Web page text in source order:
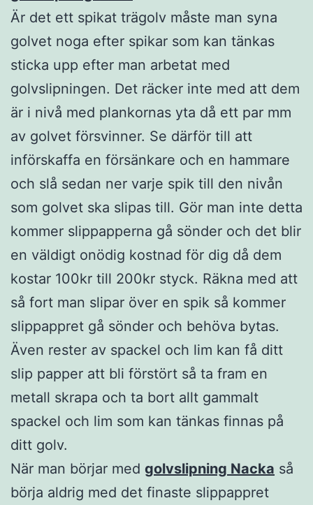
Är det ett spikat trägolv måste man syna
golvet noga efter spikar som kan tänkas
sticka upp efter man arbetat med
golvslipningen. Det räcker inte med att dem
är i nivå med plankornas yta då ett par mm
av golvet försvinner. Se därför till att
införskaffa en försänkare och en hammare
och slå sedan ner varje spik till den nivån
som golvet ska slipas till. Gör man inte detta
kommer slippapperna gå sönder och det blir
en väldigt onödig kostnad för dig då dem
kostar 100kr till 200kr styck. Räkna med att
så fort man slipar över en spik så kommer
slippappret gå sönder och behöva bytas.
Även rester av spackel och lim kan få ditt
slip papper att bli förstört så ta fram en
metall skrapa och ta bort allt gammalt
spackel och lim som kan tänkas finnas på
ditt golv.
När man börjar med golvslipning Nacka så
börja aldrig med det finaste slippappret